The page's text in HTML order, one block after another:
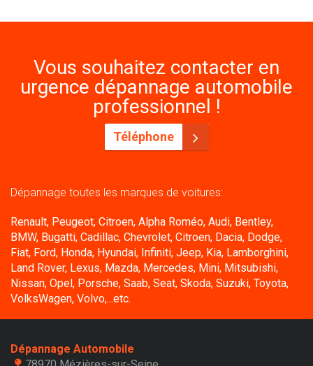
Vous souhaitez contacter en
urgence dépannage automobile
professionnel !
Téléphone
Dépannage toutes les marques de voitures:
Renault, Peugeot, Citroen, Alpha Roméo, Audi, Bentley,
BMW, Bugatti, Cadillac, Chevrolet, Citroen, Dacia, Dodge,
Fiat, Ford, Honda, Hyundai, Infiniti, Jeep, Kia, Lamborghini,
Land Rover, Lexus, Mazda, Mercedes, Mini, Mitsubishi,
Nissan, Opel, Porsche, Saab, Seat, Skoda, Suzuki, Toyota,
VolksWagen, Volvo,...etc.
Dépannage Automobile